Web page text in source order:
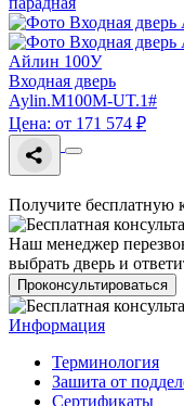
Айлин 100У
Входная дверь
Aylin.M100M-UT.1#
Цена: от 171 574 ₽
Получите бесплатную
Наш менеджер
выбрать дверь и
Проконсультироваться
Информация
Терминология
Зашита от
Сертификаты